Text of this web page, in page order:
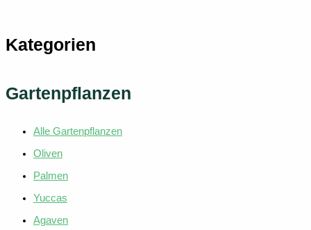
Kategorien
Gartenpflanzen
Alle Gartenpflanzen
Oliven
Palmen
Yuccas
Agaven